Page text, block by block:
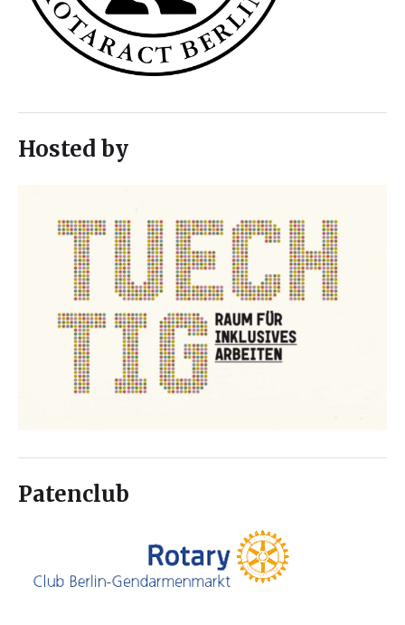
Hosted by
Patenclub